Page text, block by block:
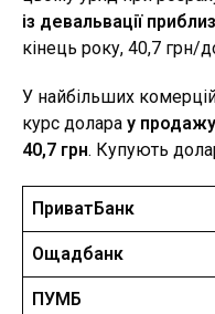
із девальвації
кінець року, 40,7 грн/
У найбільших
курс долара у продажу
40,7 грн. Купують
ПриватБанк
Ощадбанк
ПУМБ